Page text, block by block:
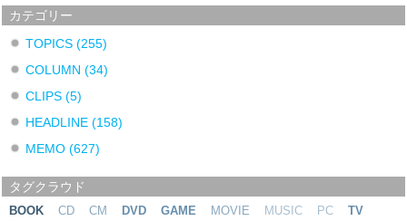
カテゴリー
TOPICS(255)
COLUMN(34)
CLIPS(5)
HEADLINE(158)
MEMO(627)
タグクラウド
BOOK CD CM DVD GAME MOVIE MUSIC PC
TV